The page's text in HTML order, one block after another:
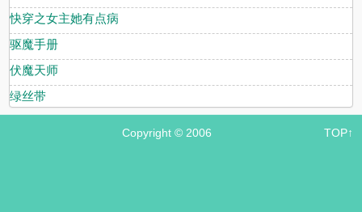
快穿之女主她有点病
驱魔手册
伏魔天师
绿丝带
Copyright © 2006 TOP↑